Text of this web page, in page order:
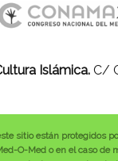
Islámica.C/
sitio están protegidos
O-Med o en el caso